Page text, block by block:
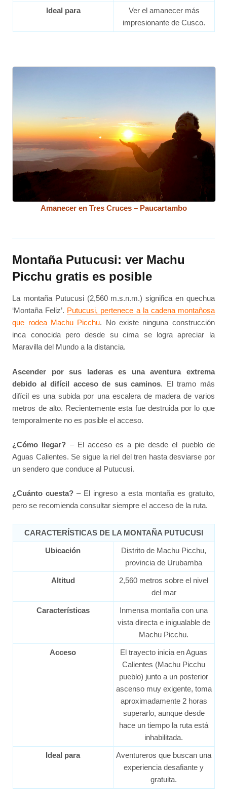
Ideal para
Ver el amanecer más
impresionante de Cusco.
Amanecer en Tres Cruces – Paucartambo
Montaña Putucusi: ver Machu
Picchu gratis es posible
La montaña Putucusi (2,560 m.s.n.m.) significa en quechua
‘Montaña Feliz’. Putucusi, pertenece a la cadena montañosa
que rodea Machu Picchu. No existe ninguna construcción
inca conocida pero desde su cima se logra apreciar la
Maravilla del Mundo a la distancia.
Ascender por sus laderas es una aventura extrema
debido al difícil acceso de sus caminos. El tramo más
difícil es una subida por una escalera de madera de varios
metros de alto. Recientemente esta fue destruida por lo que
temporalmente no es posible el acceso.
¿Cómo llegar? – El acceso es a pie desde el pueblo de
Aguas Calientes. Se sigue la riel del tren hasta desviarse por
un sendero que conduce al Putucusi.
¿Cuánto cuesta? – El ingreso a esta montaña es gratuito,
pero se recomienda consultar siempre el acceso de la ruta.
CARACTERÍSTICAS DE LA MONTAÑA PUTUCUSI
Ubicación
Distrito de Machu Picchu,
provincia de Urubamba
Altitud
2,560 metros sobre el nivel
del mar
Características
Inmensa montaña con una
vista directa e inigualable de
Machu Picchu.
Acceso
El trayecto inicia en Aguas
Calientes (Machu Picchu
pueblo) junto a un posterior
ascenso muy exigente, toma
aproximadamente 2 horas
superarlo, aunque desde
hace un tiempo la ruta está
inhabilitada.
Ideal para
Aventureros que buscan una
experiencia desafiante y
gratuita.